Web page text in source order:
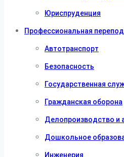
Юриспруденция
Профессиональная
Автотранспорт
Безопасность
Государственная
Гражданская оборона
Делопроизводство и
Дошкольное
Инженерия